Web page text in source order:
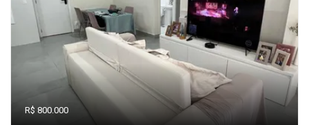
R$ 800.000